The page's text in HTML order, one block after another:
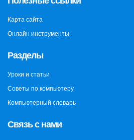
Карта сайта
Онлайн инструменты
Разделы
Уроки и статьи
Советы по компьютеру
Компьютерный словарь
Связь с нами